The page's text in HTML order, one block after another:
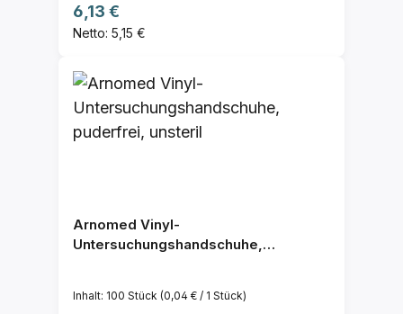
Regulärer Preis:
6,13 €
Netto: 5,15 €
Arnomed Vinyl-
Untersuchungshandschuhe,
Inhalt: 100 Stück (0,04 € / 1 Stück)